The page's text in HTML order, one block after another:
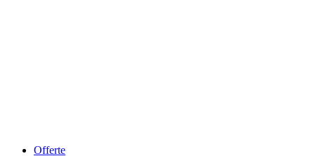
Offerte